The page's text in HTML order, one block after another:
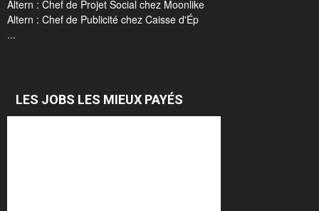
Altern : Chef de Projet Social chez Moonlike
Altern : Chef de Publicité chez Caisse d'Ép
...
LES JOBS LES MIEUX PAYÉS